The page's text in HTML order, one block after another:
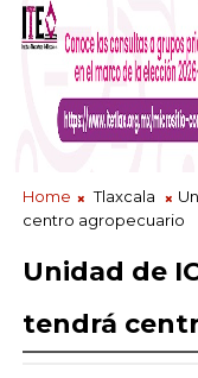
Home Tlaxcala
centro agropecuario
Unidad de
tendrá